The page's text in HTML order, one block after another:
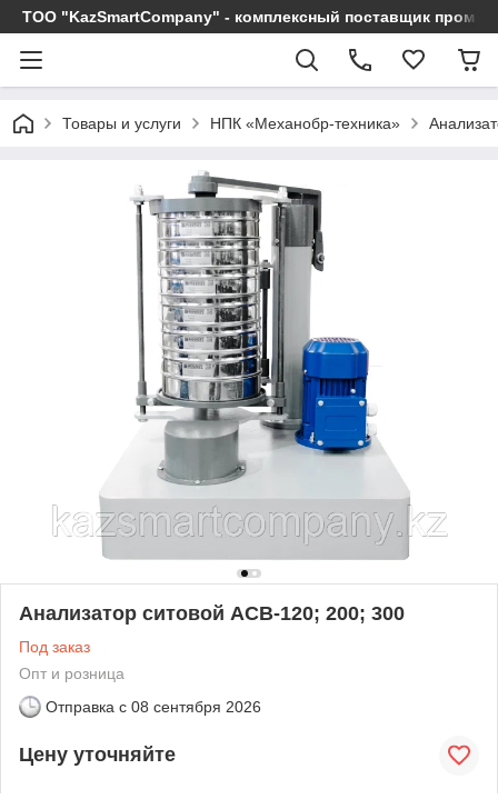
ТОО "KazSmartCompany" - комплексный поставщик
Товары и услуги НПК «Механобр-техника»
Анализатор ситовой АСВ-120; 200; 300
Под заказ
Опт и розница
Отправка с 08 сентября 2026
Цену уточняйте